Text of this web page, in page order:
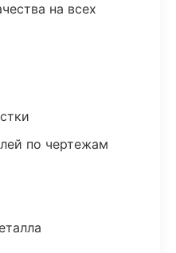
на всех
по чертежам